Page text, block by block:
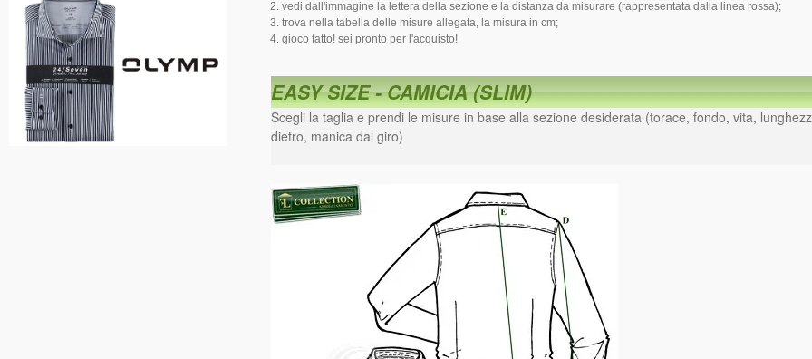
vedi dall'immagine la lettera della sezione e la distanza da misurare (rappresentata dalla linea rossa);
trova nella tabella delle misure allegata, la misura in cm;
gioco fatto! sei pronto per l'acquisto!
EASY SIZE - CAMICIA (SLIM)
Scegli la taglia e prendi le misure in base alla sezione desiderata (torace, fondo, vita,
dietro, manica dal giro)